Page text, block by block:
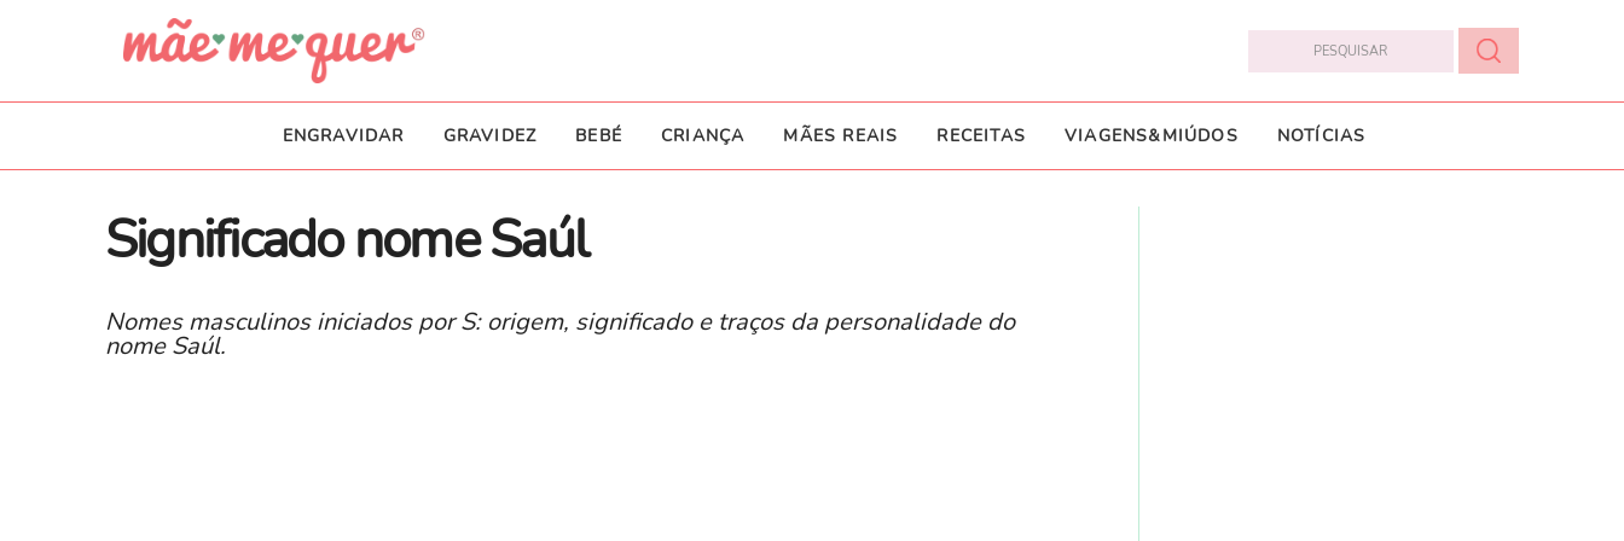
ENGRAVIDAR GRAVIDEZ BEBÉ CRIANÇA MÃES REAIS RECEITAS VIAGENS&MIÚDOS NOTÍCIAS
Significado nome Saúl
Nomes masculinos iniciados por S: origem, significado e traços da personalidade do
nome Saúl.